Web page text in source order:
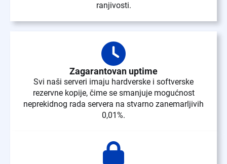
ranjivosti.
Zagarantovan uptime
Svi naši serveri imaju hardverske i softverske
rezervne kopije, čime se smanjuje mogućnost
neprekidnog rada servera na stvarno zanemarljivih
0,01%.